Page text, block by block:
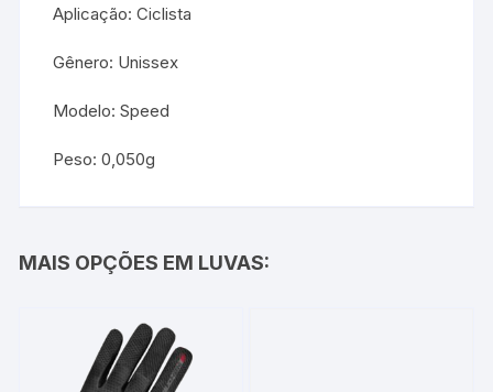
Aplicação: Ciclista
Gênero: Unissex
Modelo: Speed
Peso: 0,050g
MAIS OPÇÕES EM LUVAS: